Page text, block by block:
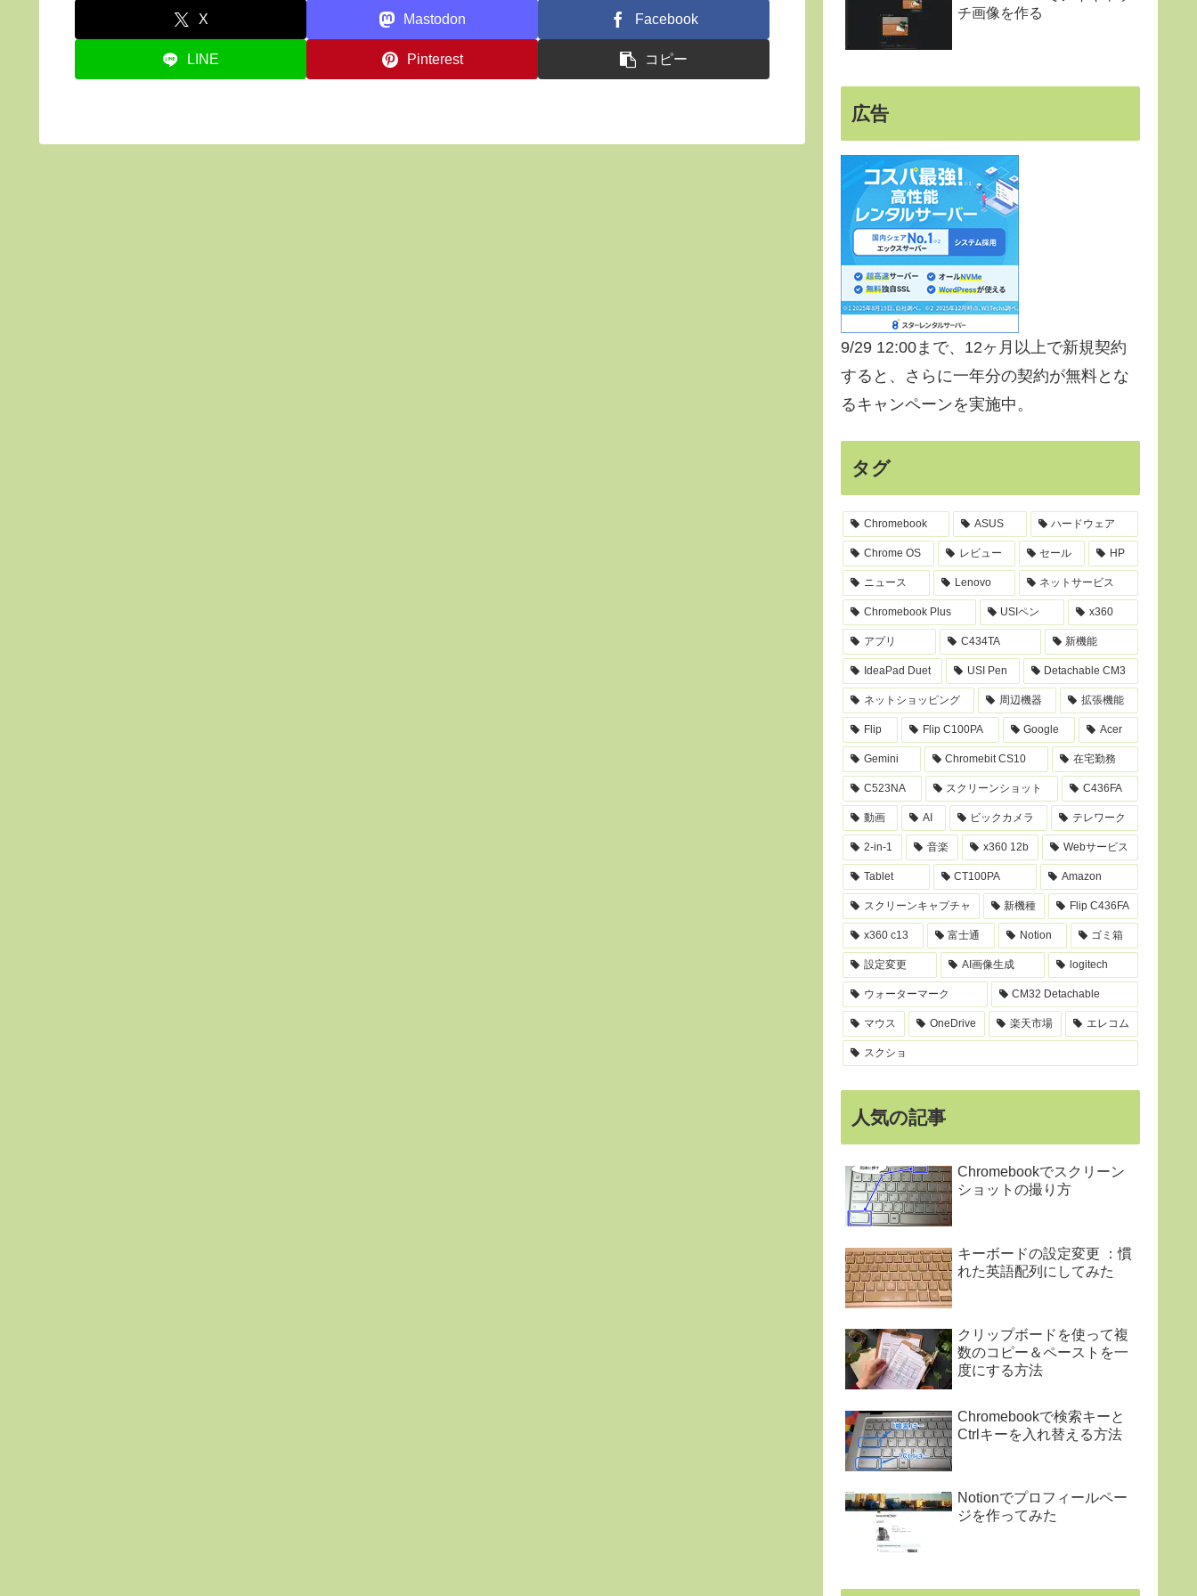
X Mastodon Facebook
LINE Pinterest コピー
チ画像を作る
広告
9/29 12:00まで、12ヶ月以上で新規契約
すると、さらに一年分の契約が無料とな
るキャンペーンを実施中。
タグ
Chromebook ASUS ハードウェア
Chrome OS レビュー セール HP
ニュース Lenovo ネットサービス
Chromebook Plus USIペン x360
アプリ C434TA 新機能
IdeaPad Duet USI Pen Detachable CM3
ネットショッピング 周辺機器 拡張機能
Flip Flip C100PA Google Acer
Gemini Chromebit CS10 在宅勤務
C523NA スクリーンショット C436FA
動画 AI ビックカメラ テレワーク
2-in-1 音楽 x360 12b Webサービス
Tablet CT100PA Amazon
スクリーンキャプチャ 新機種 Flip C436FA
x360 c13 富士通 Notion ゴミ箱
設定変更 AI画像生成 logitech
ウォーターマーク CM32 Detachable
マウス OneDrive 楽天市場 エレコム
スクショ
人気の記事
Chromebookでスクリーン
ショットの撮り方
キーボードの設定変更 ：慣
れた英語配列にしてみた
クリップボードを使って複
数のコピー＆ペーストを一
度にする方法
Chromebookで検索キーと
Ctrlキーを入れ替える方法
Notionでプロフィールペー
ジを作ってみた